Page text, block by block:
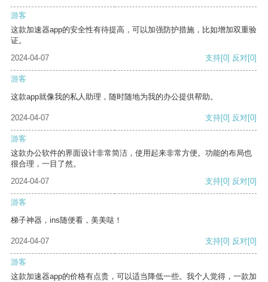
游客
这款加速器app的安全性有待提高，可以加强防护措施，比如增加双重验
证。
2024-04-07
支持[0] 反对[0]
游客
这款app就像我的私人助理，随时随地为我的办公提供帮助。
2024-04-07 支持[0] 反对[0]
游客
这款办公软件的界面设计非常简洁，使用起来非常方便。功能的布局也
很合理，一目了然。
2024-04-07
支持[0] 反对[0]
游客
梯子神器，ins随便看，美美哒！
2024-04-07 支持[0] 反对[0]
游客
这款加速器app的价格有点贵，可以适当降低一些。我个人觉得，一款加